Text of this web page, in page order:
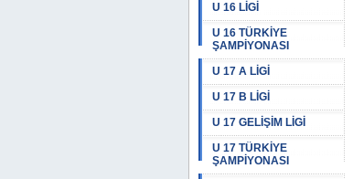
U 16 LİGİ
U 16 TÜRKİYE
ŞAMPİYONASI
U 17 A LİGİ
U 17 B LİGİ
U 17 GELİŞİM LİGİ
U 17 TÜRKİYE
ŞAMPİYONASI